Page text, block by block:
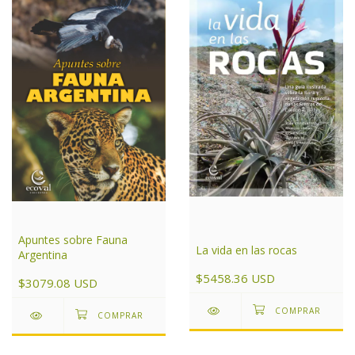
Apuntes sobre Fauna
Argentina
$3079.08 USD
La vida en las rocas
$5458.36 USD